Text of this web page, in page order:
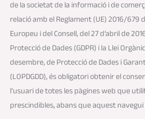
de la societat de la informació i de
relació amb el Reglament (UE) 2016/679
Europeu i del Consell, del 27 d’abril de
Protecció de Dades (GDPR) i la Llei
desembre, de Protecció de Dades i
(LOPDGDD), és obligatori obtenir el
l’usuari de totes les pàgines web que
prescindibles, abans que aquest navegui